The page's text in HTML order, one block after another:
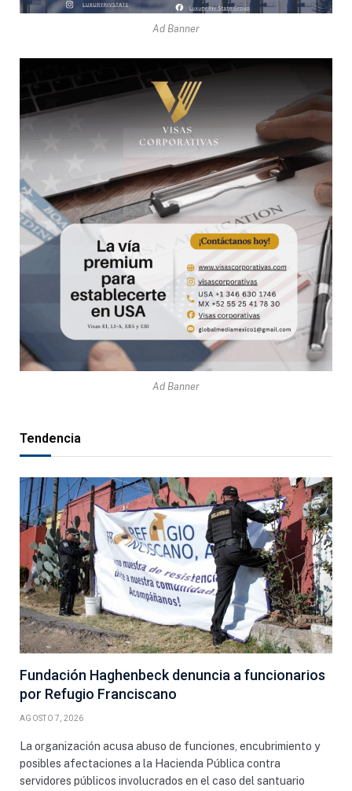
Ad Banner
Ad Banner
Tendencia
Fundación Haghenbeck denuncia a funcionarios
por Refugio Franciscano
AGOSTO 7, 2026
La organización acusa abuso de funciones, encubrimiento y
posibles afectaciones a la Hacienda Pública contra
servidores públicos involucrados en el caso del santuario